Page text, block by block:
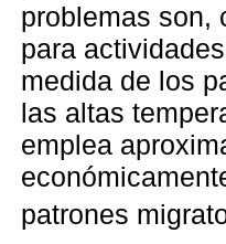
problemas son,
para
medida de los
las altas
emplea
patrones